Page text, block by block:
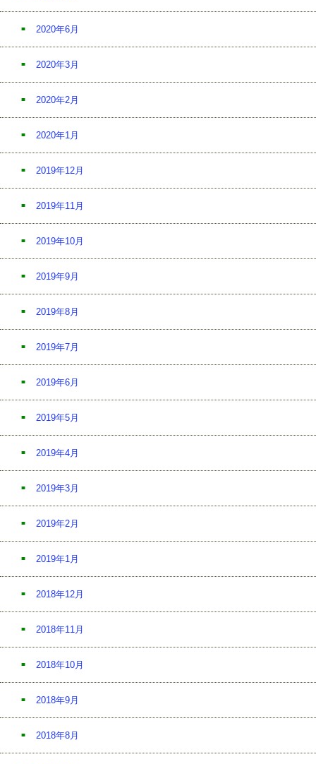
2020年6月
2020年3月
2020年2月
2020年1月
2019年12月
2019年11月
2019年10月
2019年9月
2019年8月
2019年7月
2019年6月
2019年5月
2019年4月
2019年3月
2019年2月
2019年1月
2018年12月
2018年11月
2018年10月
2018年9月
2018年8月